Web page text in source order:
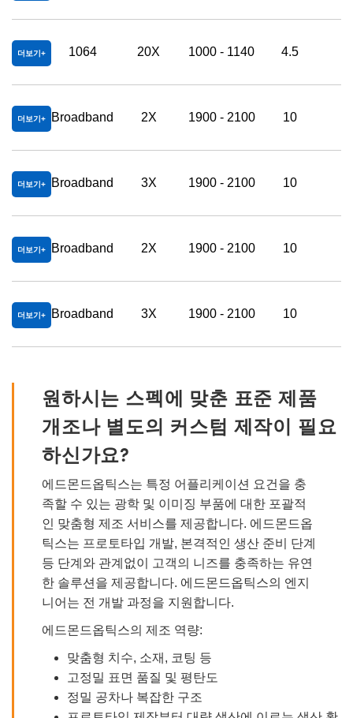
더보기 1064 20X 1000 - 1140 4.5
더보기 Broadband 2X 1900 - 2100 10
더보기 Broadband 3X 1900 - 2100 10
더보기 Broadband 2X 1900 - 2100 10
더보기 Broadband 3X 1900 - 2100 10
원하시는 스펙에 맞춘 표준 제품
개조나 별도의 커스텀 제작이 필요
하신가요?
에드몬드옵틱스는 특정 어플리케이션 요건을 충
족할 수 있는 광학 및 이미징 부품에 대한 포괄적
인 맞춤형 제조 서비스를 제공합니다. 에드몬드옵
틱스는 프로토타입 개발, 본격적인 생산 준비 단계
등 단계와 관계없이 고객의 니즈를 충족하는 유연
한 솔루션을 제공합니다. 에드몬드옵틱스의 엔지
니어는 전 개발 과정을 지원합니다.
에드몬드옵틱스의 제조 역량:
맞춤형 치수, 소재, 코팅 등
고정밀 표면 품질 및 평탄도
정밀 공차나 복잡한 구조